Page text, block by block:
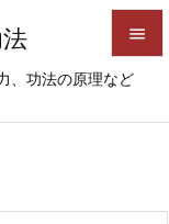
、功法の原理など


前へ